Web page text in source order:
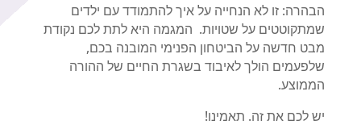
הבהרה: זו לא הנחייה על איך להתמודד עם ילדים
שמתקוטטים על שטויות. המגמה היא לתת לכם נקודת
מבט חדשה על הביטחון הפנימי המובנה בכם,
שלפעמים הולך לאיבוד בשגרת החיים של ההורה
הממוצע.
יש לכם את זה. תאמינו!